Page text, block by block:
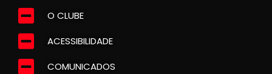
O CLUBE
ACESSIBILIDADE
COMUNICADOS